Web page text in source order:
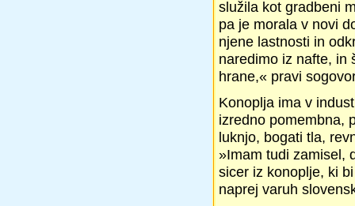
služila kot gradbeni
pa je morala v novi
njene lastnosti in
naredimo iz nafte, in
hrane,« pravi
Konoplja ima v
izredno pomembna,
luknjo, bogati tla,
»Imam tudi zamisel,
sicer iz konoplje, ki
naprej varuh